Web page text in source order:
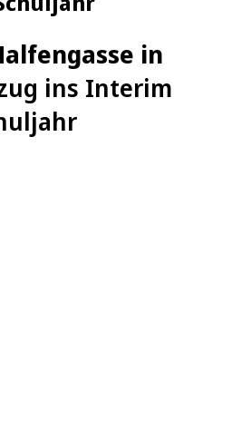
in
ins Interim